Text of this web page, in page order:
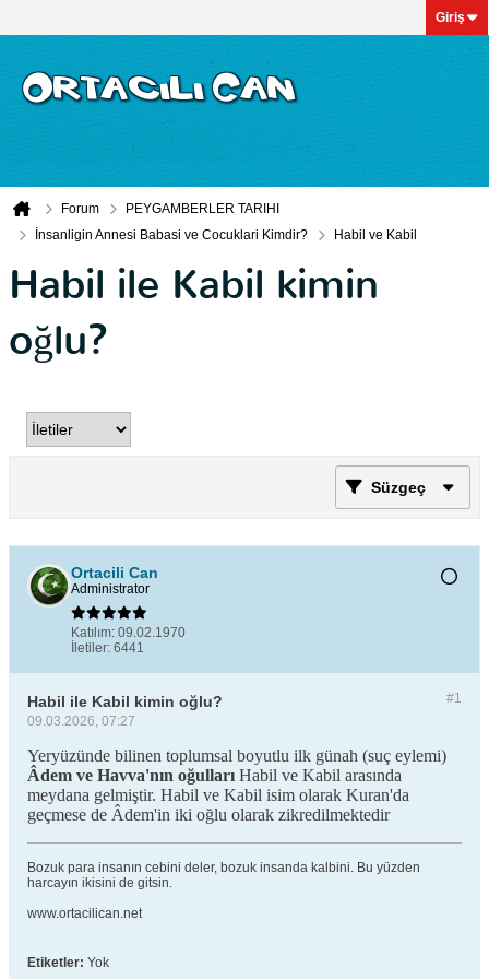
Giriş
Forum
PEYGAMBERLER TARIHI
İnsanligin Annesi Babasi ve Cocuklari Kimdir?
Habil ve Kabil
Habil ile Kabil kimin
oğlu?
Süzgeç
Ortacili Can
Administrator
Katılım: 09.02.1970
İletiler: 6441
#1
Habil ile Kabil kimin oğlu?
09.03.2026, 07:27
Yeryüzünde bilinen toplumsal boyutlu ilk günah (suç eylemi)
Âdem ve Havva'nın oğulları Habil ve Kabil arasında
meydana gelmiştir. Habil ve Kabil isim olarak Kuran'da
geçmese de Âdem'in iki oğlu olarak zikredilmektedir
Bozuk para insanın cebini deler, bozuk insanda kalbini. Bu yüzden
harcayın ikisini de gitsin.
www.ortacilican.net
Etiketler: Yok